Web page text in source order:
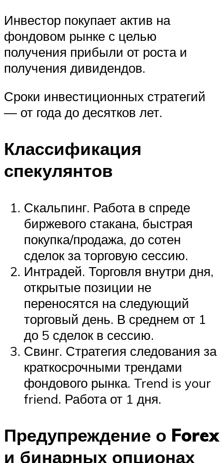
Инвестор покупает актив на
фондовом рынке с целью
получения прибыли от роста и
получения дивидендов.
Сроки инвестиционных стратегий
— от года до десятков лет.
Классификация
спекулянтов
Скальпинг. Работа в спреде
биржевого стакана, быстрая
покупка/продажа, до сотен
сделок за торговую сессию.
Интрадей. Торговля внутри дня,
открытые позиции не
переносятся на следующий
торговый день. В среднем от 1
до 5 сделок в сессию.
Свинг. Стратегия следования за
краткосрочными трендами
фондового рынка. Trend is your
friend. Работа от 1 дня.
Предупреждение о Forex
и бинарных опционах